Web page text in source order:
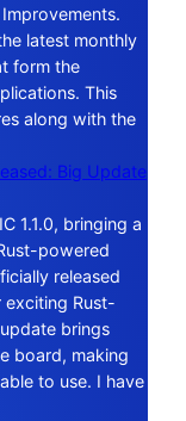
latest monthly
form the
This
along with the
Big Update
1.1.0, bringing a
powered
released
exciting Rust-
brings
board, making
to use. I have